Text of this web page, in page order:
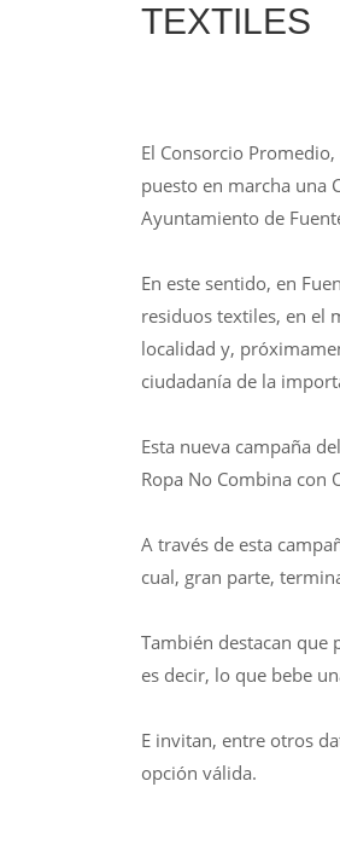
TEXTILES
El Consorcio
puesto en marcha una
Ayuntamiento de
En este sentido, en
residuos textiles, en el
localidad y,
ciudadanía de la
Esta nueva campaña
Ropa No Combina con
A través de esta
cual, gran parte,
También destacan que
es decir, lo que bebe
E invitan, entre otros
opción válida.